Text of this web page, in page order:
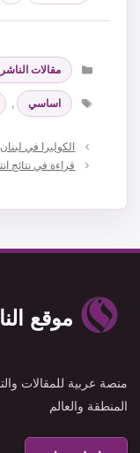
التصنيفات
مقالات الناشر
الوسوم
اساسي ,
الكوليرا في
قراءة في نتائج انتخابات
موقع
منصة عربية للمقالات
المنطقة والعالم